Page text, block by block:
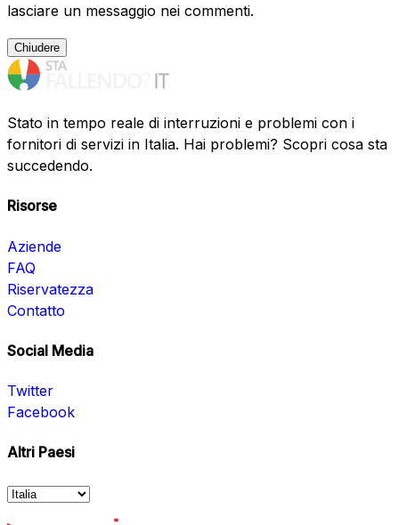
lasciare un messaggio nei commenti.
Chiudere
Stato in tempo reale di interruzioni e problemi con i
fornitori di servizi in Italia. Hai problemi? Scopri cosa sta
succedendo.
Risorse
Aziende
FAQ
Riservatezza
Contatto
Social Media
Twitter
Facebook
Altri Paesi